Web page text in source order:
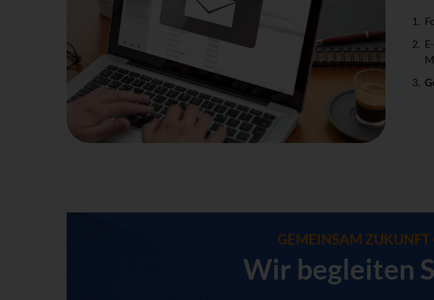
GEMEINSAM ZUKUNFT
Wir begleiten